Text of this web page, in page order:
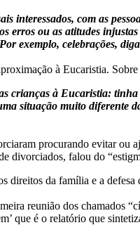
interessados, com as
erros ou as atitudes
exemplo, celebrações,
à Eucaristia.
à Eucaristia:
situação muito
procurando evitar ou
falou do
direitos da família e a
reunião dos chamados
que é o relatório que